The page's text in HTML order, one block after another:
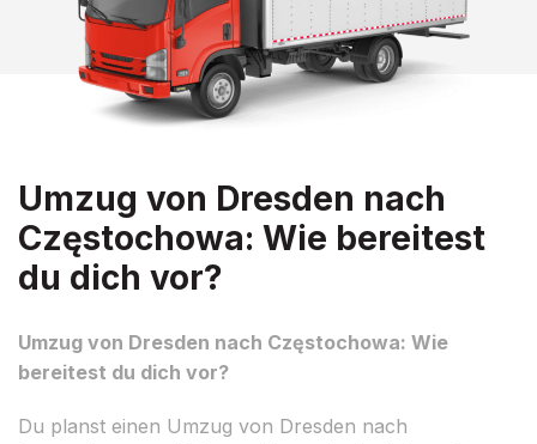
Umzug von Dresden nach
Częstochowa: Wie bereitest
du dich vor?
Umzug von Dresden nach Częstochowa: Wie
bereitest du dich vor?
Du planst einen Umzug von Dresden nach